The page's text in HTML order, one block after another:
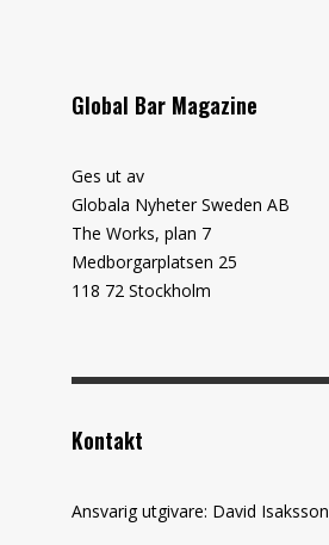
Global Bar Magazine
Ges ut av
Globala Nyheter Sweden AB
The Works, plan 7
Medborgarplatsen 25
118 72 Stockholm
Kontakt
Ansvarig utgivare: David Isaksson